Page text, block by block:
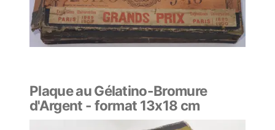
Plaque au Gélatino-Bromure
d'Argent - format 13x18 cm